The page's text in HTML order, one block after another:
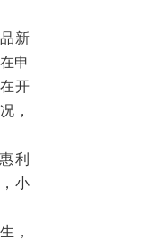
新
申
开
，
利
小
，